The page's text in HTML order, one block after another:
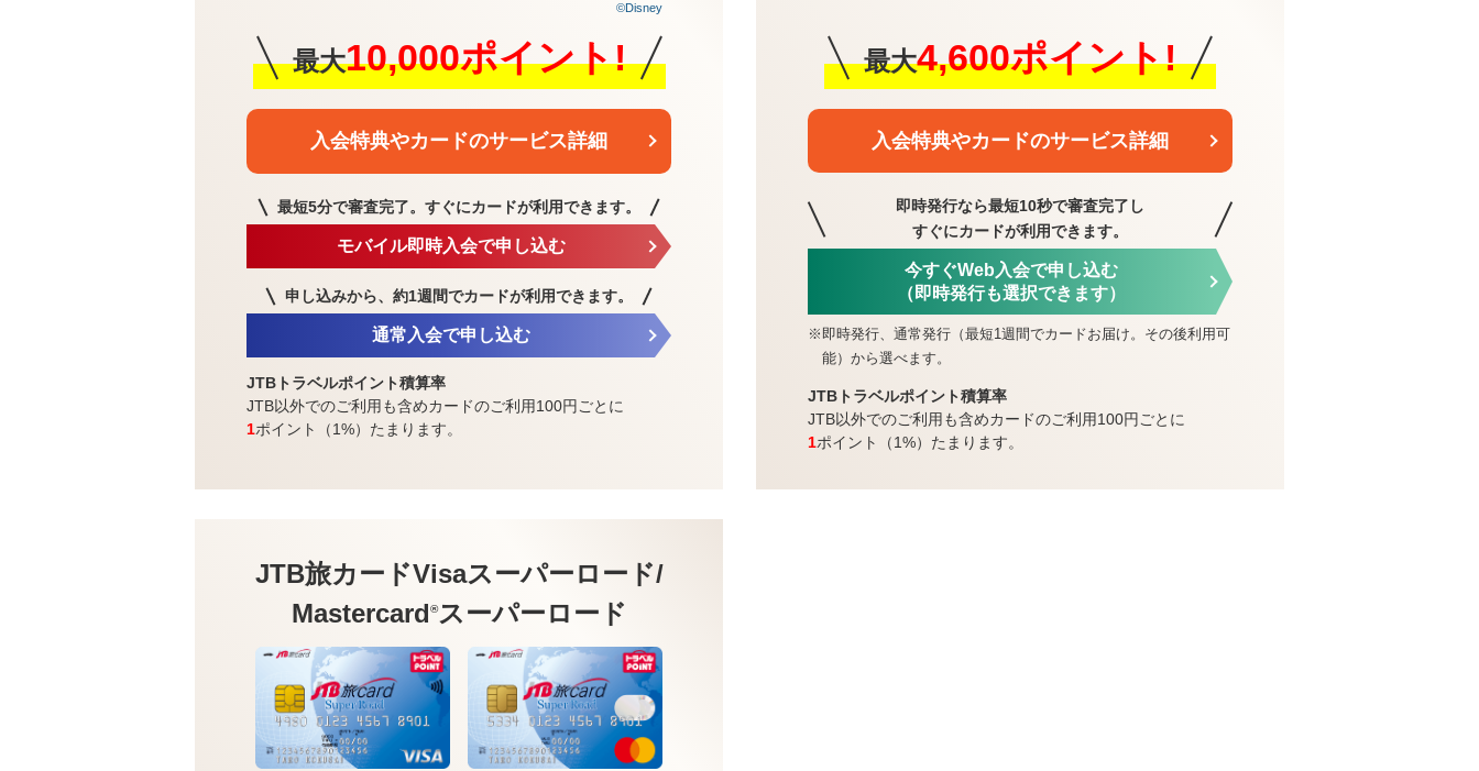
©Disney
最大10,000ポイント!
入会特典やカードのサービス詳細
最短5分で審査完了。すぐにカードが利用できます。
モバイル即時入会で申し込む
申し込みから、約1週間でカードが利用できます。
通常入会で申し込む
JTBトラベルポイント積算率
JTB以外でのご利用も含めカードのご利用100円ごとに
1ポイント（1%）たまります。
最大4,600ポイント!
入会特典やカードのサービス詳細
即時発行なら最短10秒で審査完了し
すぐにカードが利用できます。
今すぐWeb入会で申し込む
（即時発行も選択できます）
※ 即時発行、通常発行（最短1週間でカードお届け。その後利用可
能）から選べます。
JTBトラベルポイント積算率
JTB以外でのご利用も含めカードのご利用100円ごとに
1ポイント（1%）たまります。
JTB旅カードVisaスーパーロード/
Mastercard®スーパーロード